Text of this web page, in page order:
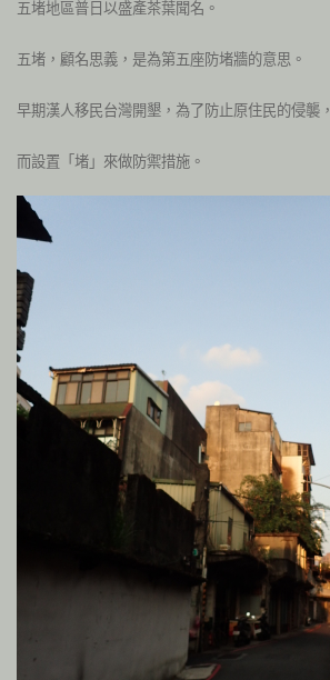
五堵地區普日以盛產茶葉聞名。
五堵，顧名思義，是為第五座防堵牆的意思。
早期漢人移民台灣開墾，為了防止原住民的侵襲，
而設置「堵」來做防禦措施。